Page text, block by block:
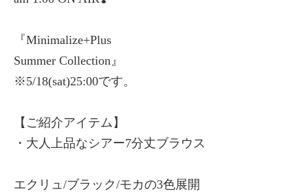
『Minimalize+Plus
Summer Collection』
※5/18(sat)25:00です。
【ご紹介アイテム】
・大人上品なシアー7分丈ブラウス
エクリュ/ブラック/モカの3色展開